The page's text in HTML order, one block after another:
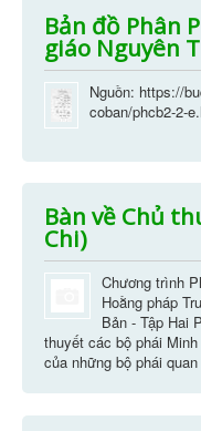
Bản đồ Phân
giáo Nguyên
Nguồn: https://
coban/phcb2-2-
Bàn về Chủ
Chi)
Chương trình
Hoằng pháp
Bản - Tập Hai
thuyết các bộ phái
của những bộ phái